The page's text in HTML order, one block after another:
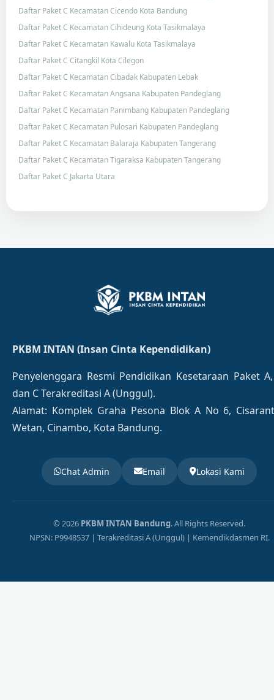
Daftar Paket C Kecamatan Cicendo Kota Bandung
Daftar Paket C Kecamatan Cihideung Kota Tasikmalaya
Daftar Paket C Kecamatan Kawalu Kota Tasikmalaya
Daftar Paket C Citangkil Kota Cilegon
Daftar Paket C Kecamatan Cibadak Kabupaten Lebak
Daftar Paket C Kecamatan Angsana Kabupaten Pandeglang
Daftar Paket C Kecamatan Panimbang Kabupaten Pandeglang
Daftar Paket C Kecamatan Pulosari Kabupaten Pandeglang
Daftar Paket C Kecamatan Balaraja Kabupaten Tangerang
Daftar Paket C Kecamatan Tigaraksa Kabupaten Tangerang
Daftar Paket C Jakarta Utara
PKBM INTAN (Insan Cinta Kependidikan)
Penyelenggara Resmi Pendidikan Kesetaraan Paket
dan C Terakreditasi A (Unggul).
Alamat: Komplek Graha Pesona Blok A No 6,
Wetan, Cinambo, Kota Bandung.
Chat Admin Email Lokasi Kami
© 2026 PKBM INTAN Bandung. All Rights Reserved.
NPSN: P9948537 | Terakreditasi A (Unggul) | Kemendikdasmen RI.